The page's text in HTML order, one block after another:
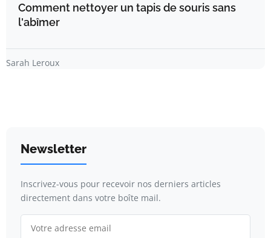
Comment nettoyer un tapis de souris sans
l'abîmer
Sarah Leroux
Newsletter
Inscrivez-vous pour recevoir nos derniers articles
directement dans votre boîte mail.